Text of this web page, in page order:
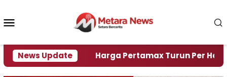
konten
News Update
Krisi Air Harga Pertamax Turun Per Hari Ini,